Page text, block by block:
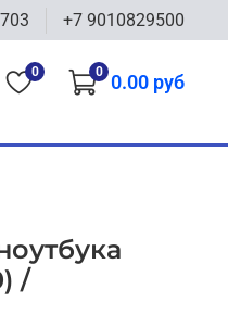
+7 9010829500
0 0 0.00 руб
/